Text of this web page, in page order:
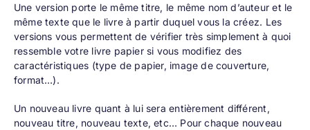
Une version porte le même titre, le même nom d’auteur et le
même texte que le livre à partir duquel vous la créez. Les
versions vous permettent de vérifier très simplement à quoi
ressemble votre livre papier si vous modifiez des
caractéristiques (type de papier, image de couverture,
format…).
Un nouveau livre quant à lui sera entièrement différent,
nouveau titre, nouveau texte, etc… Pour chaque nouveau